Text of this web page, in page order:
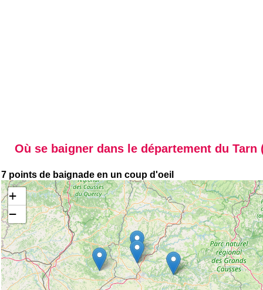
Où se baigner dans le département du Tarn
7 points de baignade en un coup d'oeil
+
−